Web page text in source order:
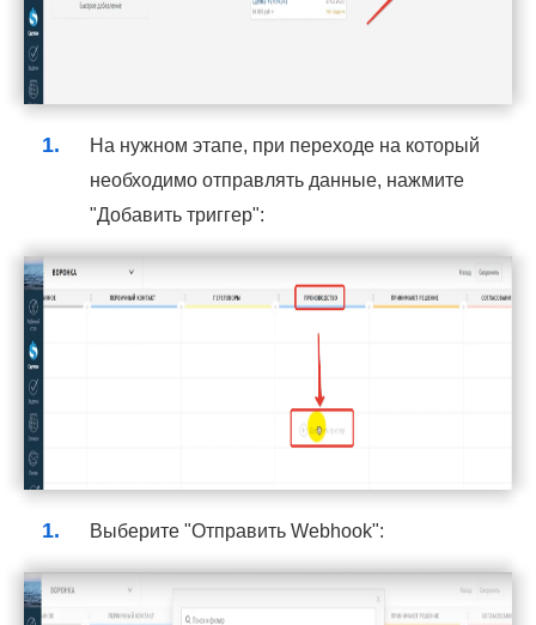
На нужном этапе, при переходе на который
необходимо отправлять данные, нажмите
"Добавить триггер":
Выберите "Отправить Webhook":